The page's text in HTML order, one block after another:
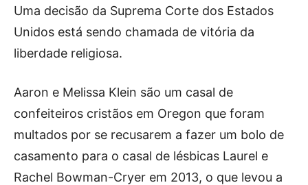
Uma decisão da Suprema Corte dos Estados
Unidos está sendo chamada de vitória da
liberdade religiosa.
Aaron e Melissa Klein são um casal de
confeiteiros cristãos em Oregon que foram
multados por se recusarem a fazer um bolo de
casamento para o casal de lésbicas Laurel e
Rachel Bowman-Cryer em 2013, o que levou a